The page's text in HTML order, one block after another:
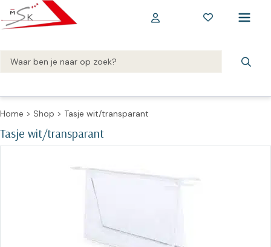
Home > Shop > Tasje wit/transparant
Tasje wit/transparant